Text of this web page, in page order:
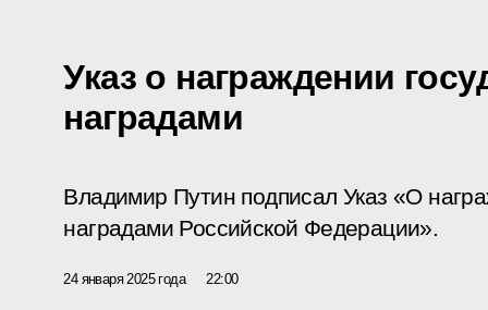
Указ о награждении
наградами
Владимир Путин подписал Указ «О
наградами Российской Федерации».
24 января 2025 года 22:00